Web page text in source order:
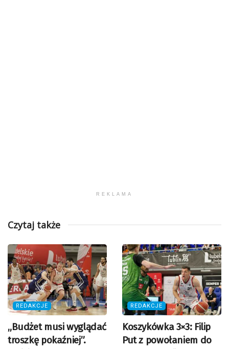
REKLAMA
Czytaj także
REDAKCJE
„Budżet musi wyglądać
troszkę pokaźniej”.
REDAKCJE
Koszykówka 3×3: Filip
Put z powołaniem do